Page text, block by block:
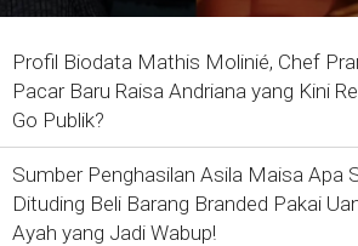
Profil Biodata Mathis Molinié, Chef
Pacar Baru Raisa Andriana yang Kini
Go Publik?
Sumber Penghasilan Asila Maisa Apa
Dituding Beli Barang Branded Pakai
Ayah yang Jadi Wabup!